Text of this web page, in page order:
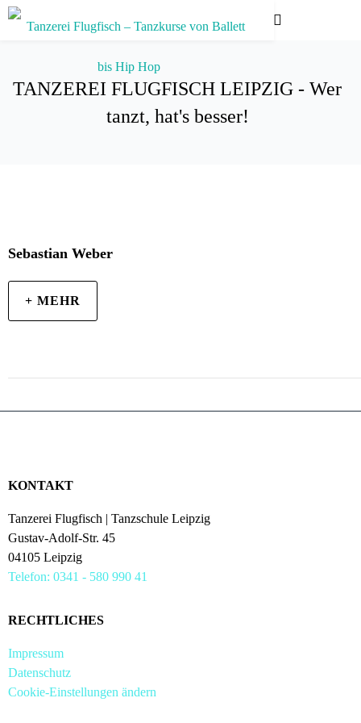
TANZEREI FLUGFISCH LEIPZIG - Wer
tanzt, hat's besser!
Sebastian Weber
+ MEHR
KONTAKT
Tanzerei Flugfisch | Tanzschule Leipzig
Gustav-Adolf-Str. 45
04105 Leipzig
Telefon: 0341 - 580 990 41
RECHTLICHES
Impressum
Datenschutz
Cookie-Einstellungen ändern